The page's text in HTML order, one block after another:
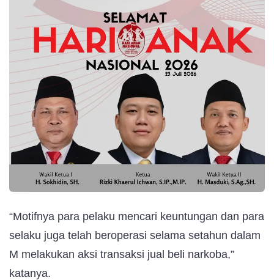
“Motifnya para pelaku mencari keuntungan dan para
selaku juga telah beroperasi selama setahun dalam
M melakukan aksi transaksi jual beli narkoba,”
katanya.